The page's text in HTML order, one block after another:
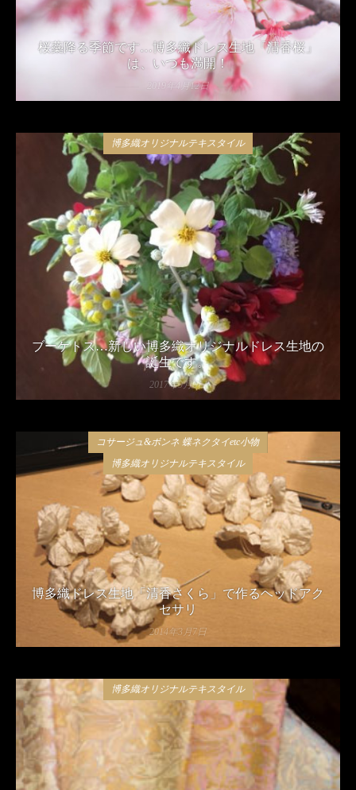
桜蘂降る季節です…博多織ドレス生地「清香桜」
は、いつも満開！
2019年4月12日
博多織オリジナルテキスタイル
ブーケトス…新しい博多織オリジナルドレス生地の
誕生です。
2017年9月6日
コサージュ&ボンネ 蝶ネクタイetc小物
博多織オリジナルテキスタイル
博多織ドレス生地「清香さくら」で作るヘッドアク
セサリ
2014年3月7日
博多織オリジナルテキスタイル